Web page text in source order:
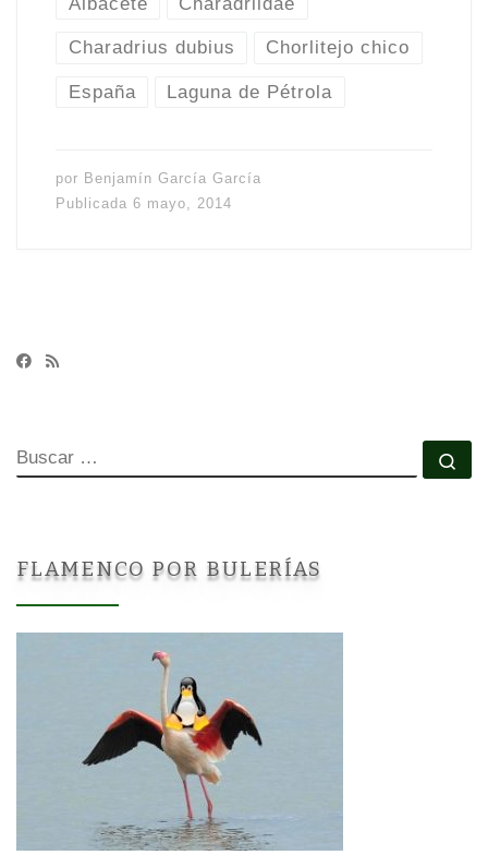
Charadrius dubius Chorlitejo chico
España Laguna de Pétrola
por Benjamín García García
Publicada 6 mayo, 2014
BUSCAR
FLAMENCO POR BULERÍAS